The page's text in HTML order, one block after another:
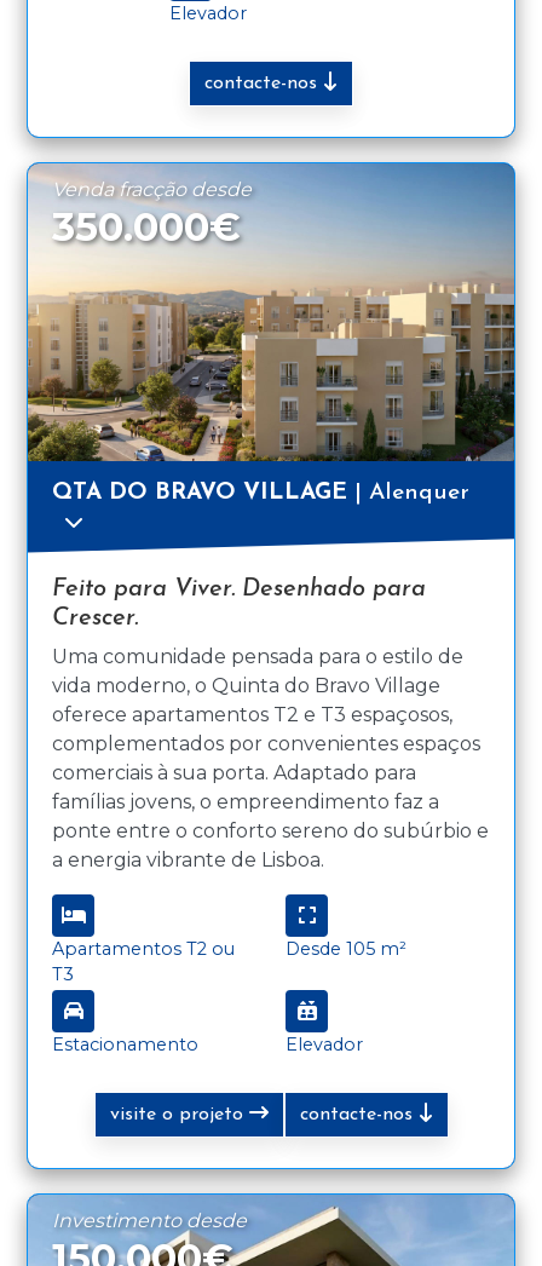
Elevador
contacte-nos
Venda fracção desde
350.000€
QTA DO BRAVO VILLAGE | Alenquer
Feito para Viver. Desenhado para
Crescer.
Uma comunidade pensada para o estilo de
vida moderno, o Quinta do Bravo Village
oferece apartamentos T2 e T3 espaçosos,
complementados por convenientes espaços
comerciais à sua porta. Adaptado para
famílias jovens, o empreendimento faz a
ponte entre o conforto sereno do subúrbio e
a energia vibrante de Lisboa.
Apartamentos T2 ou
T3
Desde 105 m²
Estacionamento Elevador
visite o projeto contacte-nos
Investimento desde